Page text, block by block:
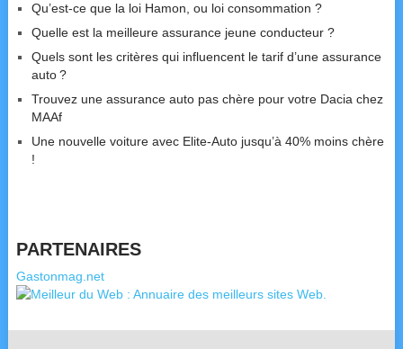
Qu’est-ce que la loi Hamon, ou loi consommation ?
Quelle est la meilleure assurance jeune conducteur ?
Quels sont les critères qui influencent le tarif d’une assurance
auto ?
Trouvez une assurance auto pas chère pour votre Dacia chez
MAAf
Une nouvelle voiture avec Elite-Auto jusqu’à 40% moins chère
!
PARTENAIRES
Gastonmag.net